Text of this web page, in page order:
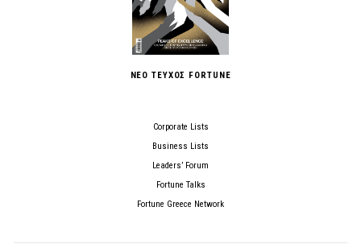
ΝΕΟ ΤΕΥΧΟΣ FORTUNE
Corporate Lists
Business Lists
Leaders’ Forum
Fortune Talks
Fortune Greece Network